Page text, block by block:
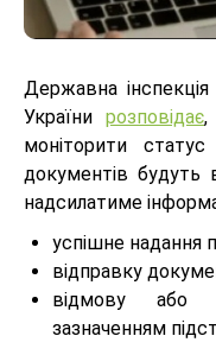
Державна
України розповідає,
моніторити
документів будуть
надсилатиме
успішне надання
відправку
відмову або
зазначенням